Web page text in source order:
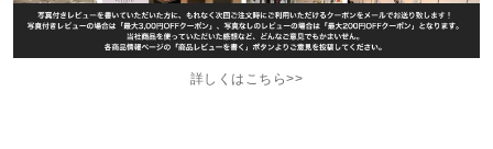
詳しくはこちら>>